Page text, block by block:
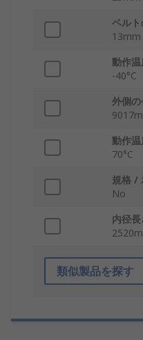
ベルト
13mm
動作
-40°C
外側の
動作
70°C
規格 /
No
内径長
類似製品を探す